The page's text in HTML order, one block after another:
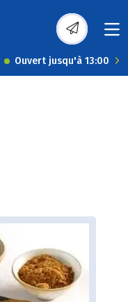
Ouvert jusqu'à 13:00